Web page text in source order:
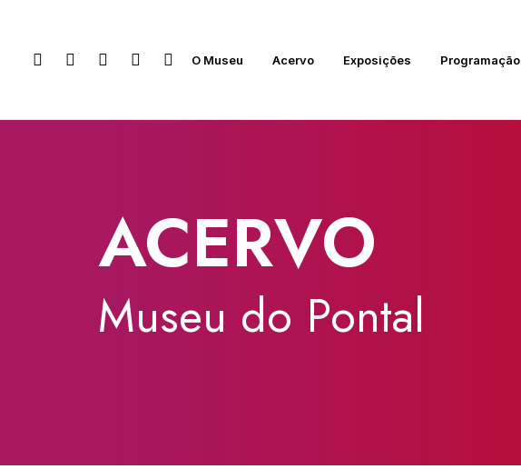
O Museu Acervo Exposições Programação
ACERVO
Museu do Pontal